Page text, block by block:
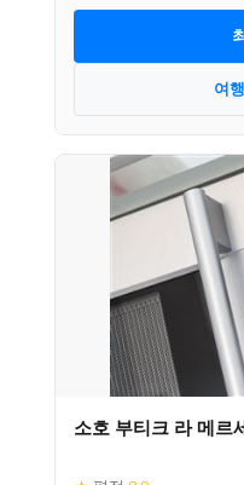
여
소호 부티크 라 메르